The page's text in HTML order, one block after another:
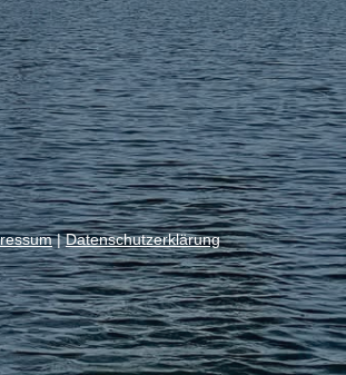
|Datenschutzerklärung